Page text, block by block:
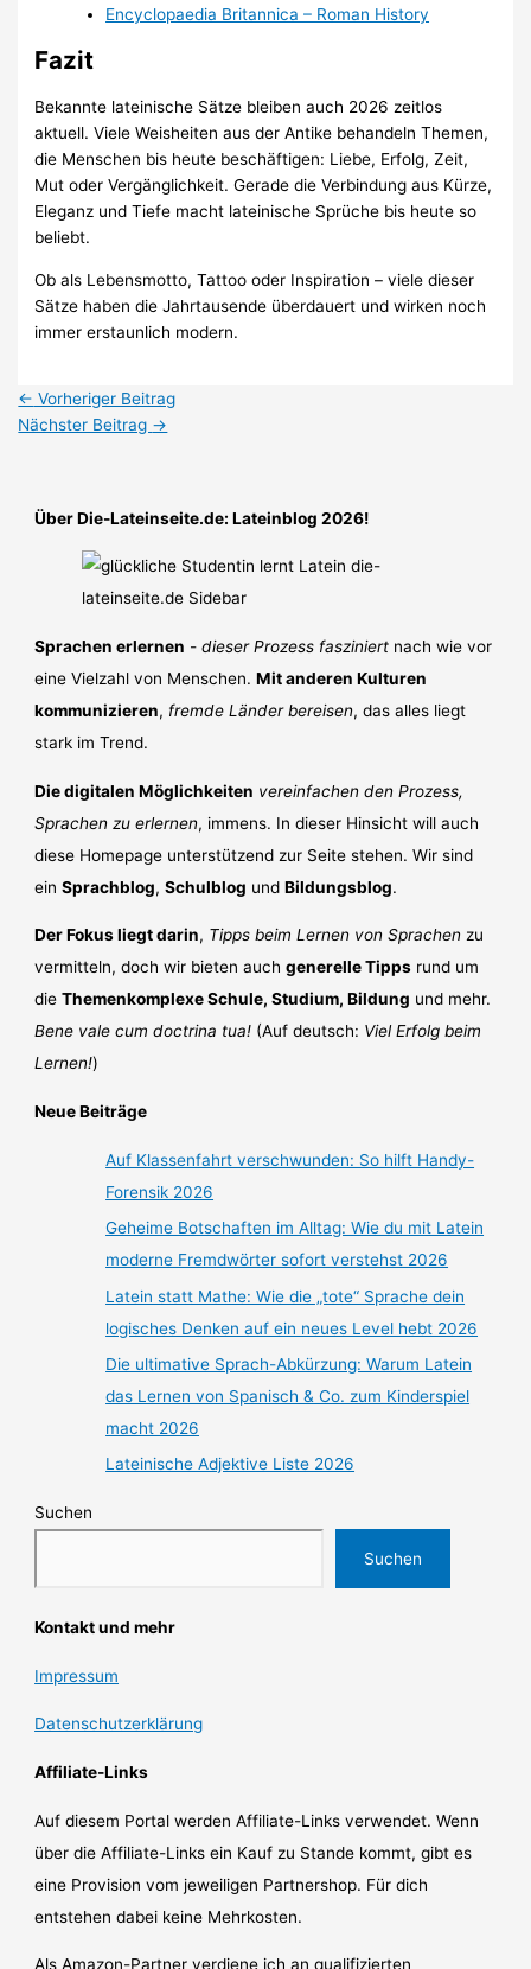
Encyclopaedia Britannica – Roman History
Fazit
Bekannte lateinische Sätze bleiben auch 2026 zeitlos
aktuell. Viele Weisheiten aus der Antike behandeln Themen,
die Menschen bis heute beschäftigen: Liebe, Erfolg, Zeit,
Mut oder Vergänglichkeit. Gerade die Verbindung aus Kürze,
Eleganz und Tiefe macht lateinische Sprüche bis heute so
beliebt.
Ob als Lebensmotto, Tattoo oder Inspiration – viele dieser
Sätze haben die Jahrtausende überdauert und wirken noch
immer erstaunlich modern.
← Vorheriger Beitrag
Nächster Beitrag →
Über Die-Lateinseite.de: Lateinblog 2026!
Sprachen erlernen -dieser Prozess fasziniert nach wie vor
eine Vielzahl von Menschen.Mit anderen Kulturen
kommunizieren, fremde Länder bereisen, das alles liegt
stark im Trend.
Die digitalen Möglichkeiten vereinfachen den Prozess,
Sprachen zu erlernen, immens. In dieser Hinsicht will auch
diese Homepage unterstützend zur Seite stehen. Wir sind
einSprachblog,Schulblog undBildungsblog.
Der Fokus liegt darin, Tipps beim Lernen von Sprachen zu
vermitteln, doch wir bieten auchgenerelle Tipps rund um
dieThemenkomplexe Schule, Studium, Bildung und mehr.
Bene vale cum doctrina tua! (Auf deutsch: Viel Erfolg beim
Lernen!)
Neue Beiträge
Auf Klassenfahrt verschwunden: So hilft Handy-
Forensik 2026
Geheime Botschaften im Alltag: Wie du mit Latein
moderne Fremdwörter sofort verstehst 2026
Latein statt Mathe: Wie die „tote“ Sprache dein
logisches Denken auf ein neues Level hebt 2026
Die ultimative Sprach-Abkürzung: Warum Latein
das Lernen von Spanisch & Co. zum Kinderspiel
macht 2026
Lateinische Adjektive Liste 2026
Suchen
Suchen
Kontakt und mehr
Impressum
Datenschutzerklärung
Affiliate-Links
Auf diesem Portal werden Affiliate-Links verwendet. Wenn
über die Affiliate-Links ein Kauf zu Stande kommt, gibt es
eine Provision vom jeweiligen Partnershop. Für dich
entstehen dabei keine Mehrkosten.
Als Amazon-Partner verdiene ich an qualifizierten